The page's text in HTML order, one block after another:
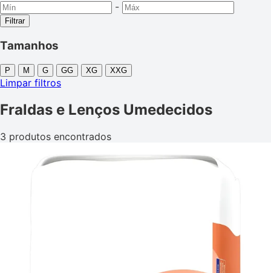
-
Filtrar
Tamanhos
P M G GG XG XXG
Limpar filtros
Fraldas e Lenços Umedecidos
3 produtos encontrados